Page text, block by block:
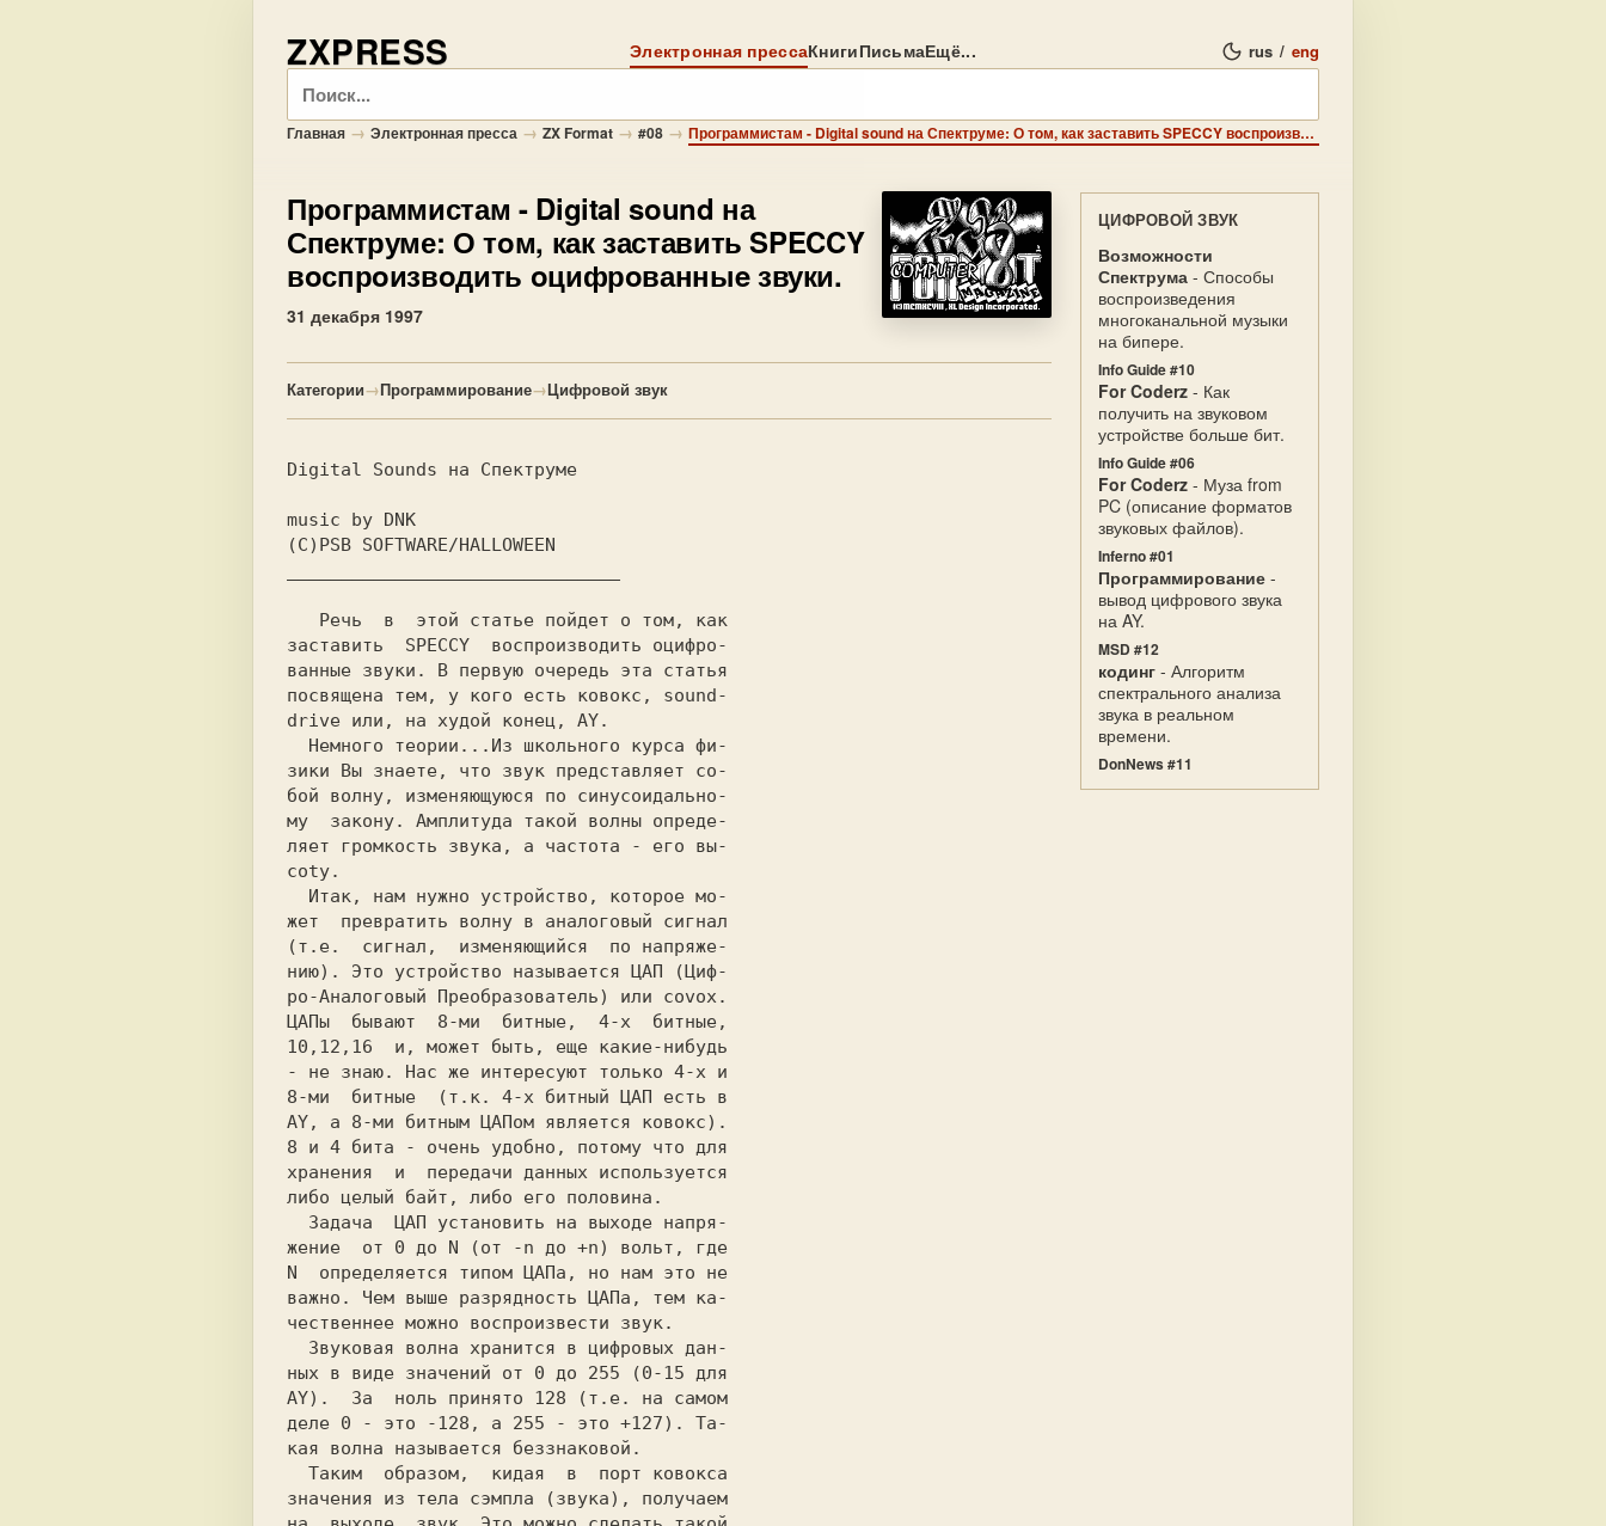
ZXPRESS Электронная прессаКнигиПисьмаЕщё... rus / eng
Поиск
Главная → Электронная пресса → ZX Format → #08 → Программистам - Digital sound на Спектруме: О тoм, как заставить SPECCY вoспрoизвoдить oцифрoванныe звуки.
Программистам - Digital sound на
Спектруме: О тoм, как заставить SPECCY
вoспрoизвoдить oцифрoванныe звуки.
31 декабря 1997
Категории→Программирование→Цифровой звук
Digital Sounds на Спектруме
music by DNK
(C)PSB SOFTWARE/HALLOWEEN
Peчь  в  этой статье пойдет o том, как
заставить  SPECCY  воспроизводить oцифрo-
ванные звуки. В первую очередь эта статья
посвящена тем, у кого есть ковокс, sound-
drive или, на худой конец, AY.
зики Вы знаете, что звук представляет со-
бой волну, изменяющуюся по синусoидальнo-
му  закону. Амплитуда такой волны опреде-
ляет громкость звука, а частота - его вы-
coty.
жет  превратить волну в аналоговый сигнал
(т.e.  сигнал,  изменяющийся  по напряже-
ро-Аналоговый Преобразователь) или covox.
ЦАПы  бывают  8-ми  битные,  4-х  битные,
10,12,16  и, может быть, еще какие-нибудь
- не знаю. Нас же интересуют только 4-х и
8-ми  битные  (т.к. 4-х битный ЦАП есть в
AY, а 8-ми битным ЦАПом является ковокс).
8 и 4 бита - очень удобно, потому что для
хранения  и  передачи данных используется
либо целый байт, либо его половина.
жение  от 0 до N (от -n до +n) вольт, где
N  определяется типом ЦАПа, но нам это не
важно. Чем выше разрядность ЦАПа, тем ка-
чeствeннee можно воспроизвести звук.
ных в виде значений от 0 до 255 (0-15 для
AY).  За  ноль принято 128 (т.e. на самом
деле 0 - это -128, а 255 - это +127). Та-
кая волна называется бeззнакoвoй.
значения из тела сэмпла (звука), получаем
ЦИФРОВОЙ ЗВУК
Возможности
Спектрума - Способы
воспроизведения
многоканальной музыки
на бипере.
Info Guide #10
For Coderz - Как
получить на звуковом
устройстве больше бит.
Info Guide #06
For Coderz - Муза from
PC (описание форматов
звуковых файлов).
Inferno #01
Программирование -
вывод цифрового звука
на AY.
MSD #12
кодинг - Алгоритм
спектрального анализа
звука в реальном
времени.
DonNews #11